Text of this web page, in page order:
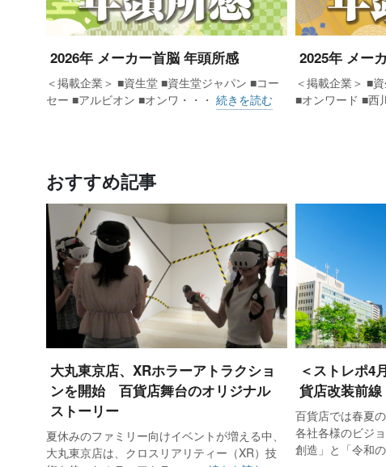
2026年 メーカー首脳 年頭所感
＜掲載企業＞ ■資生堂 ■資生堂ジャパン ■コー
セー ■アルビオン ■オンワ・・・ 続きを読む
2025年 メー
＜掲載企業＞ ■
■オンワード ■西
おすすめ記事
大丸東京店、XRホラーアトラクショ
ンを開始 百貨店舞台のオリジナル
ストーリー
夏休みのファミリー向けイベントが増える中、
大丸東京店は、クロスリアリティー（XR）技
＜ストレポ4
貨店改装前線
百貨店では春夏
各社各様のビジ
創造」と「令和